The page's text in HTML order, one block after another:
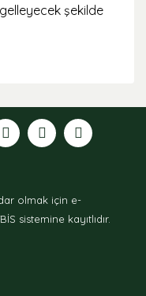
şekilde
olmak için e-
sistemine kayıtlıdır.